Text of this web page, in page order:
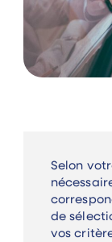
Selon
de
vos